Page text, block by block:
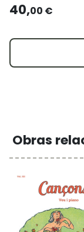
40,00 €
Obras